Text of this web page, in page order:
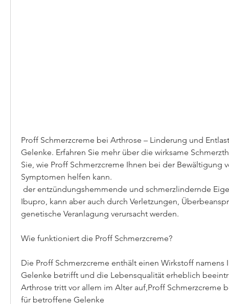
Proff Schmerzcreme bei Arthrose – Linderung und
Gelenke. Erfahren Sie mehr über die wirksame
Sie, wie Proff Schmerzcreme Ihnen bei der Bewältigung
Symptomen helfen kann.
Ibupro, kann aber auch durch Verletzungen,
genetische Veranlagung verursacht werden.
Wie funktioniert die Proff Schmerzcreme?
Die Proff Schmerzcreme enthält einen Wirkstoff
Gelenke betrifft und die Lebensqualität erheblich
Arthrose tritt vor allem im Alter auf,Proff Schmerzcreme
für betroffene Gelenke